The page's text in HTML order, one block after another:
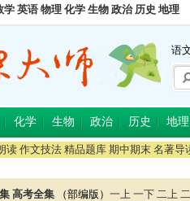
学 英语 物理 化学 生物 政治 历史 地理
语
化学 生物 政治 历史 地理
读 作文技法 精品题库 期中期末 名著导
高考全集 （部编版） 一上 一下 二上